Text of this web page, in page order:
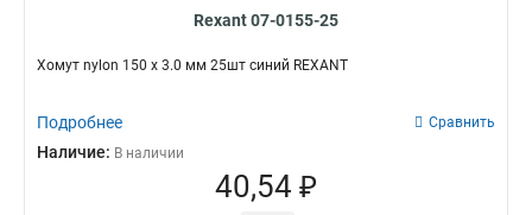
Rexant 07-0155-25
Хомут nylon 150 х 3.0 мм 25шт синий REXANT
Подробнее Сравнить
Наличие: В наличии
40,54 ₽